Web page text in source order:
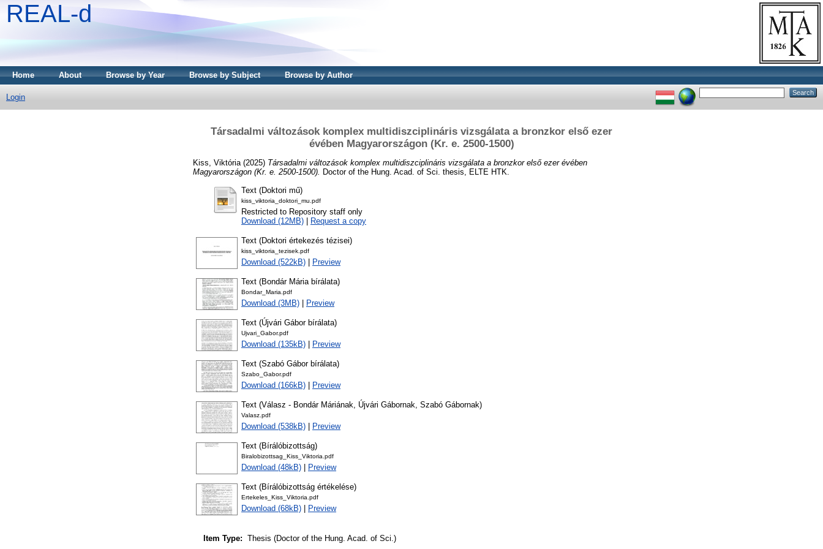
REAL-d
Home About Browse by Year Browse by Subject Browse by Author
Login
Társadalmi változások komplex multidiszciplináris vizsgálata a bronzkor első ezer
évében Magyarországon (Kr. e. 2500-1500)
Kiss, Viktória (2025) Társadalmi változások komplex multidiszciplináris vizsgálata a bronzkor első ezer évében
Magyarországon (Kr. e. 2500-1500). Doctor of the Hung. Acad. of Sci. thesis, ELTE HTK.
Text (Doktori mű)
kiss_viktoria_doktori_mu.pdf
Restricted to Repository staff only
Download (12MB)
Request a copy
Text (Doktori értekezés tézisei)
kiss_viktoria_tezisek.pdf
Download (522kB) Preview
Text (Bondár Mária bírálata)
Bondar_Maria.pdf
Download (3MB) Preview
Text (Újvári Gábor bírálata)
Ujvari_Gabor.pdf
Download (135kB) Preview
Text (Szabó Gábor bírálata)
Szabo_Gabor.pdf
Download (166kB) Preview
Text (Válasz - Bondár Máriának, Újvári Gábornak, Szabó Gábornak)
Valasz.pdf
Download (538kB) Preview
Text (Bírálóbizottság)
Biralobizottsag_Kiss_Viktoria.pdf
Download (48kB) Preview
Text (Bírálóbizottság értékelése)
Ertekeles_Kiss_Viktoria.pdf
Download (68kB) Preview
Item Type: Thesis (Doctor of the Hung. Acad. of Sci.)